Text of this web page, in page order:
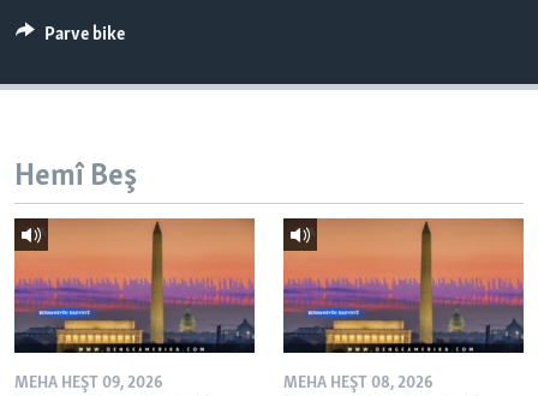
FOLLOW US
Zimanên Din
Parve bike
Hemî Beş
MEHA HEŞT 09, 2026 MEHA HEŞT 08, 2026